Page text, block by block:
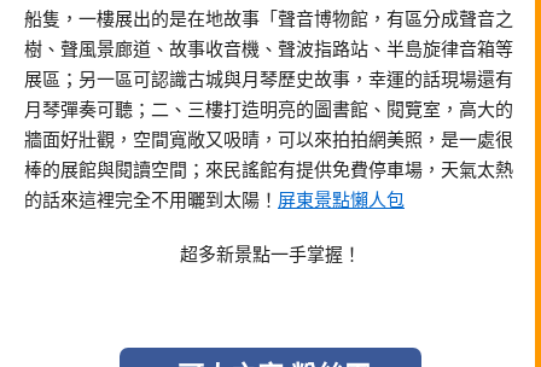
船隻，一樓展出的是在地故事「聲音博物館，有區分成聲音之
樹、聲風景廊道、故事收音機、聲波指路站、半島旋律音箱等
展區；另一區可認識古城與月琴歷史故事，幸運的話現場還有
月琴彈奏可聽；二、三樓打造明亮的圖書館、閱覽室，高大的
牆面好壯觀，空間寬敞又吸晴，可以來拍拍網美照，是一處很
棒的展館與閱讀空間；來民謠館有提供免費停車場，天氣太熱
的話來這裡完全不用曬到太陽！ 屏東景點懶人包
超多新景點一手掌握！